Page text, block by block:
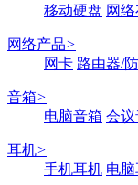
移动硬盘 网
网络产品>
网卡 路由器/
音箱>
电脑音箱 会议
耳机>
手机耳机 电脑